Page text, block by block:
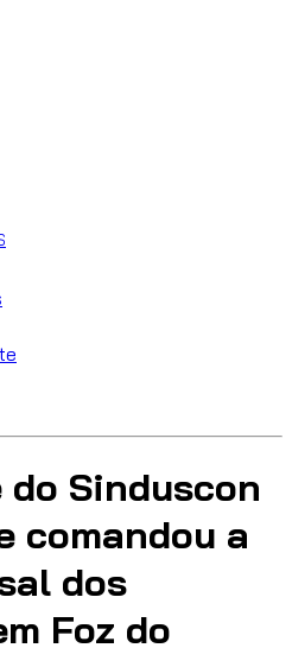
Sinduscon
comandou a
dos
Foz do